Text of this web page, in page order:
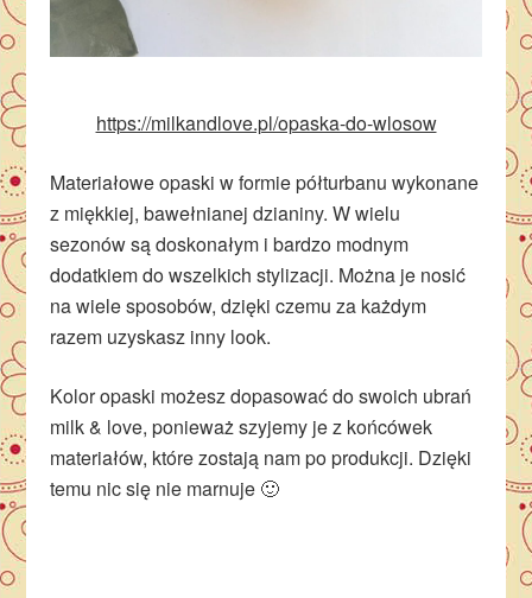
https://milkandlove.pl/opaska-do-wlosow
Materiałowe opaski w formie półturbanu wykonane
z miękkiej, bawełnianej dzianiny. W wielu
sezonów są doskonałym i bardzo modnym
dodatkiem do wszelkich stylizacji. Można je nosić
na wiele sposobów, dzięki czemu za każdym
razem uzyskasz inny look.
Kolor opaski możesz dopasować do swoich ubrań
milk & love, ponieważ szyjemy je z końcówek
materiałów, które zostają nam po produkcji. Dzięki
temu nic się nie marnuje 🙂